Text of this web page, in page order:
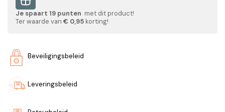
Je spaart 19 punten met dit product!
Ter waarde van € 0,95 korting!
Beveiligingsbeleid
Leveringsbeleid